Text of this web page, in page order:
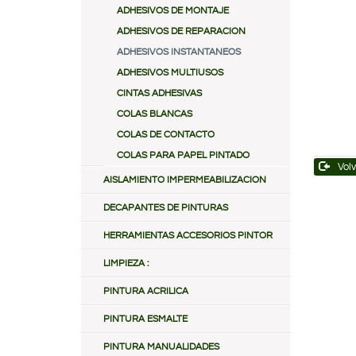
ADHESIVOS DE MONTAJE
ADHESIVOS DE REPARACION
ADHESIVOS INSTANTANEOS
ADHESIVOS MULTIUSOS
CINTAS ADHESIVAS
COLAS BLANCAS
COLAS DE CONTACTO
COLAS PARA PAPEL PINTADO
AISLAMIENTO IMPERMEABILIZACION
DECAPANTES DE PINTURAS
HERRAMIENTAS ACCESORIOS PINTOR
LIMPIEZA :
PINTURA ACRILICA
PINTURA ESMALTE
PINTURA MANUALIDADES